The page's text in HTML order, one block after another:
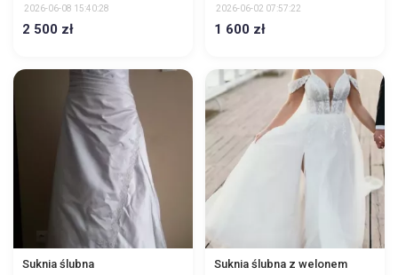
2026-06-08 15:40:28
2 500 zł
2026-06-02 07:57:22
1 600 zł
Suknia ślubna Suknia ślubna z welonem